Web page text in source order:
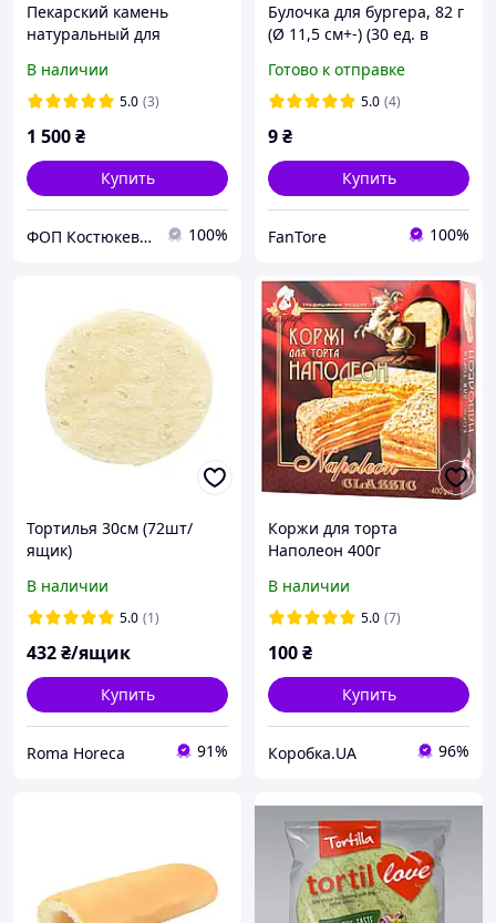
Пекарский камень
натуральный для
32х37см, (в любых
размерах под
В наличии
5.0 (3)
1 500₴
Купить
ФОП Костюкевич М.Е. 100%
Булочка для бургера, 82 г
(Ø 11,5 см+-) (30 ед. в
Готово к отправке
5.0 (4)
9₴
Купить
FanTore 100%
Тортилья 30см (72шт/
ящик)
В наличии
5.0 (1)
432₴/ящик
Купить
Roma Horeca 91%
Коржи для торта
Наполеон 400г
В наличии
5.0 (7)
100₴
Купить
Коробка.UA 96%